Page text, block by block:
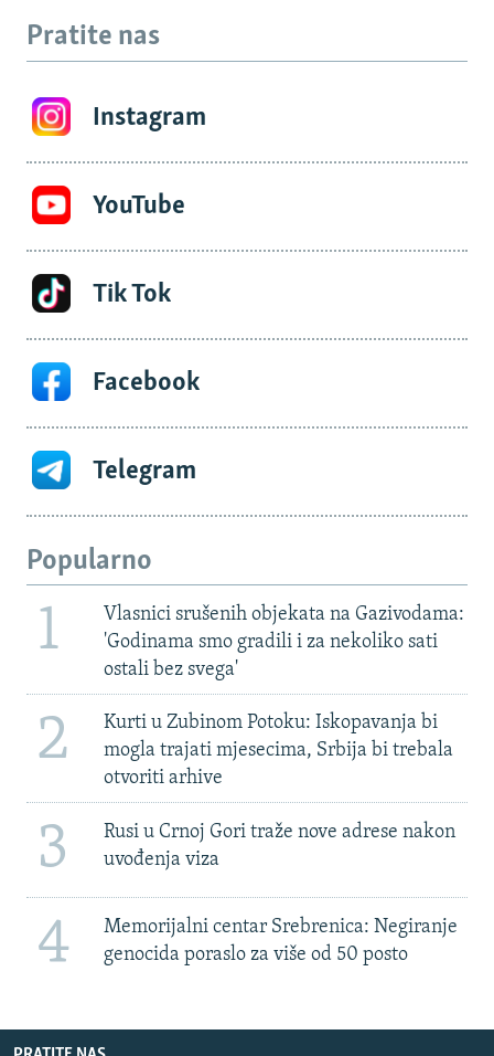
Pratite nas
Instagram
YouTube
Tik Tok
Facebook
Telegram
Popularno
1
Vlasnici srušenih objekata na Gazivodama:
'Godinama smo gradili i za nekoliko sati
ostali bez svega'
2
Kurti u Zubinom Potoku: Iskopavanja bi
mogla trajati mjesecima, Srbija bi trebala
otvoriti arhive
3
Rusi u Crnoj Gori traže nove adrese nakon
uvođenja viza
4
Memorijalni centar Srebrenica: Negiranje
genocida poraslo za više od 50 posto